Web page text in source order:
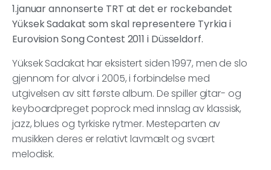
1.januar annonserte TRT at det er rockebandet
Yüksek Sadakat som skal representere Tyrkia i
Eurovision Song Contest 2011 i Düsseldorf.
Yüksek Sadakat har eksistert siden 1997, men de slo
gjennom for alvor i 2005, i forbindelse med
utgivelsen av sitt første album. De spiller gitar- og
keyboardpreget poprock med innslag av klassisk,
jazz, blues og tyrkiske rytmer. Mesteparten av
musikken deres er relativt lavmælt og svært
melodisk.